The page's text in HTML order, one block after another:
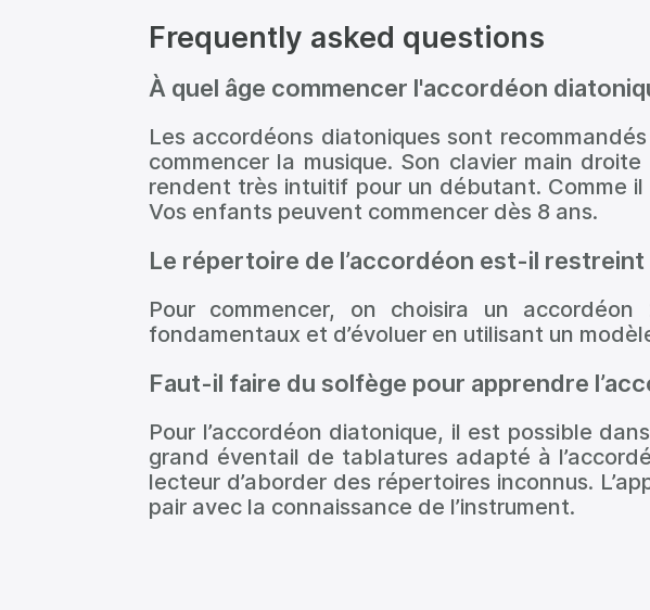
Frequently asked questions
À quel âge commencer l'accordéon
Les accordéons diatoniques sont
commencer la musique. Son clavier main
rendent très intuitif pour un débutant. Comme il
Vos enfants peuvent commencer dès 8 ans.
Le répertoire de l’accordéon est-il restreint
Pour commencer, on choisira un
fondamentaux et d’évoluer en utilisant un
Faut-il faire du solfège pour apprendre
Pour l’accordéon diatonique, il est possible
grand éventail de tablatures adapté à
lecteur d’aborder des répertoires inconnus.
pair avec la connaissance de l’instrument.